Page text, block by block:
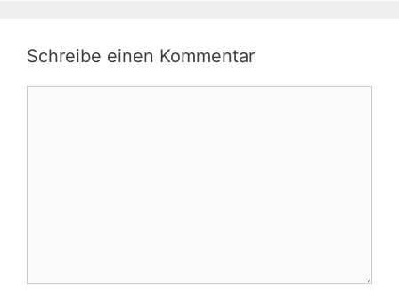
Schreibe einen Kommentar